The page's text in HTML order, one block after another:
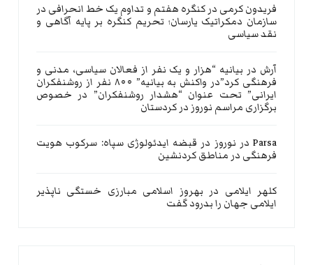
فریدون کرمی درکنگره هفتم و تداوم یک خط انحرافی در
سازمان دمکراتیک یارسان؛ تحریم کنگره بر پایه آگاهی و
نقد سیاسی
آرش در بیانیه “هزار و یک نفر از فعالان سیاسی، مدنی و
فرهنگی کرد”در واکنش به بیانیه” ۸۰۰ نفر از روشنفکران
ایرانی” تحت عنوان “هشدار روشنفکران” در خصوص
برگزاری مراسم نوروز در کردستان
Parsa در نوروز در قبضه ایدئولوژی سپاه: سرکوب هویت
فرهنگی در مناطق کردنشین
کلهر ایلامی در بهروز اسلامی مبارزی خستگی ناپذیر
ایلامی جهان را بدرود گفت